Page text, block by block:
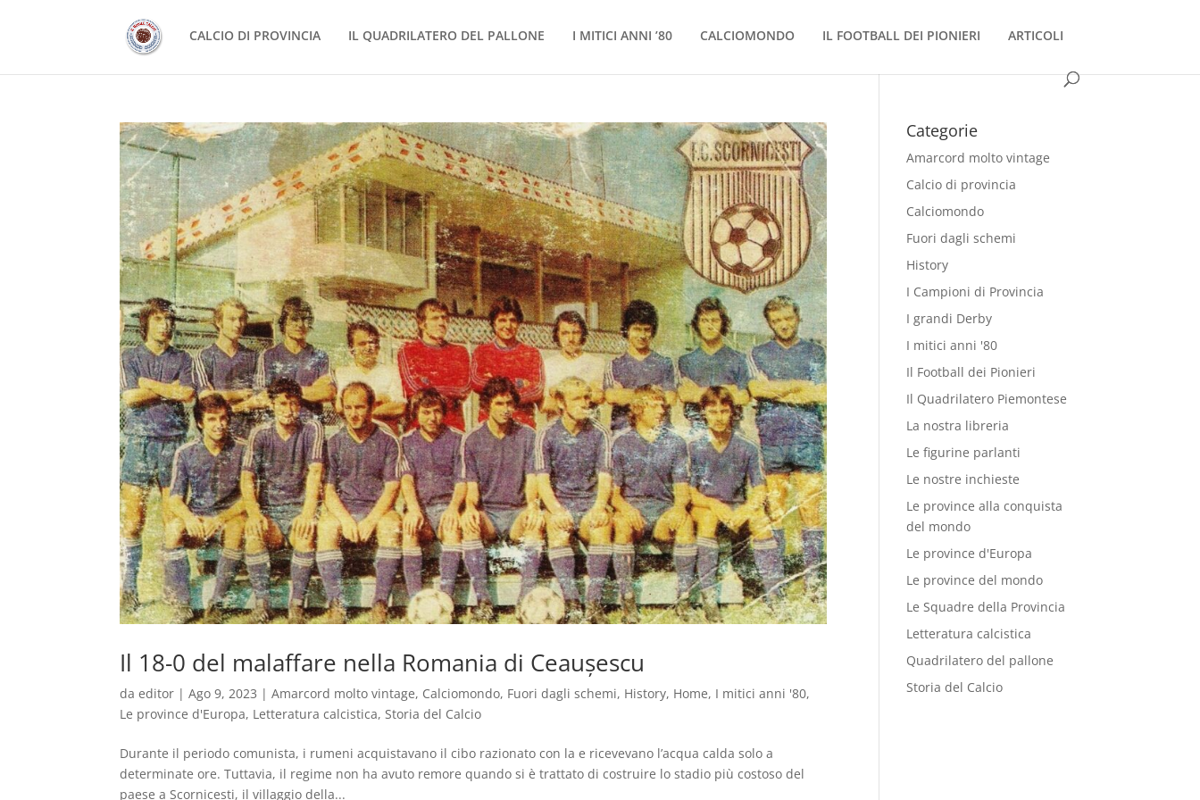
CALCIO DI PROVINCIA IL QUADRILATERO DEL PALLONE I MITICI ANNI ’80 CALCIOMONDO IL FOOTBALL DEI PIONIERI ARTICOLI
Il 18-0 del malaffare nella Romania di Ceaușescu
daeditor |Ago 9, 2023 |Amarcord molto vintage, Calciomondo, Fuori dagli schemi, History, Home, I mitici anni '80,
Le province d'Europa, Letteratura calcistica,Storia del Calcio
Durante il periodo comunista, i rumeni acquistavano il cibo razionato con la e ricevevano l’acqua calda solo a
determinate ore. Tuttavia, il regime non ha avuto remore quando si è trattato di costruire lo stadio più costoso del
paese a Scornicești, il villaggio della...
Categorie
Amarcord molto vintage
Calcio di provincia
Calciomondo
Fuori dagli schemi
History
I Campioni di Provincia
I grandi Derby
I mitici anni '80
Il Football dei Pionieri
Il Quadrilatero Piemontese
La nostra libreria
Le figurine parlanti
Le nostre inchieste
Le province alla conquista
del mondo
Le province d'Europa
Le province del mondo
Le Squadre della Provincia
Letteratura calcistica
Quadrilatero del pallone
Storia del Calcio